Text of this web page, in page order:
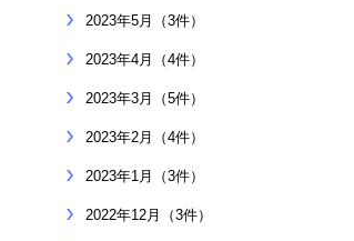
2023年5月（3件）
2023年4月（4件）
2023年3月（5件）
2023年2月（4件）
2023年1月（3件）
2022年12月（3件）